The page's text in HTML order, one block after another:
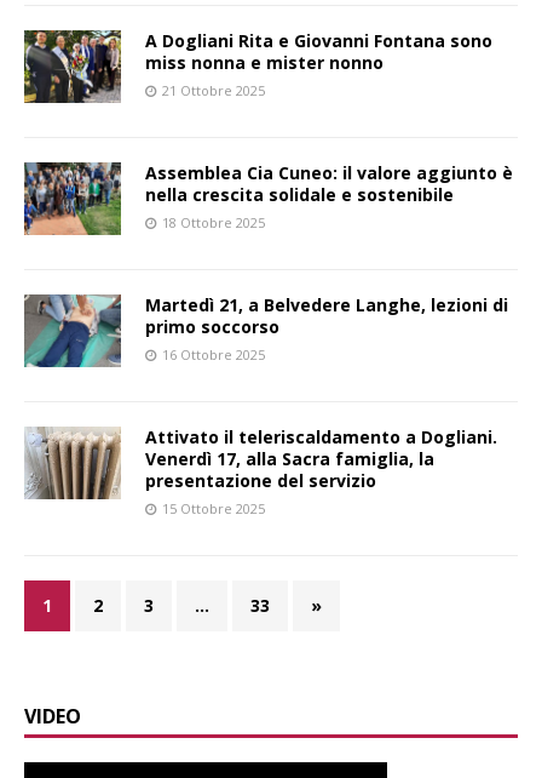
A Dogliani Rita e Giovanni Fontana sono
miss nonna e mister nonno
21 Ottobre 2025
Assemblea Cia Cuneo: il valore aggiunto è
nella crescita solidale e sostenibile
18 Ottobre 2025
Martedì 21, a Belvedere Langhe, lezioni di
primo soccorso
16 Ottobre 2025
Attivato il teleriscaldamento a Dogliani.
Venerdì 17, alla Sacra famiglia, la
presentazione del servizio
15 Ottobre 2025
1 2 3 … 33 »
VIDEO